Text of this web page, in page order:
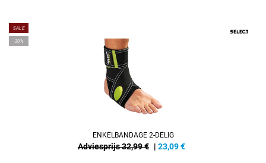
SALE
-30%
ENKELBANDAGE 2-DELIG
Adviesprijs 32,99 € | 23,09€